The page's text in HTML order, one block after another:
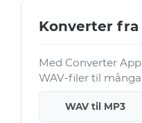
Konverter fra
Med Converter
WAV-filer til
WAV til MP3